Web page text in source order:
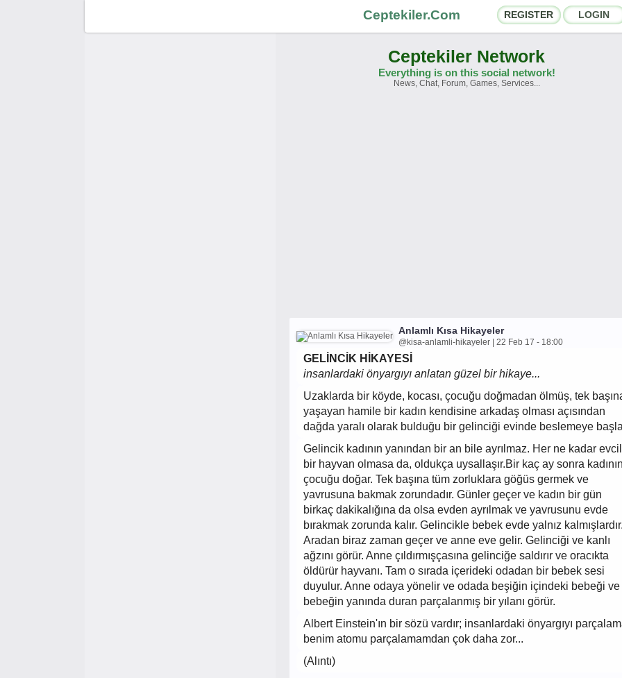
Ceptekiler.Com REGISTER LOGIN
Social Shares
Ceptekiler Network
Everything is on this social network!
News, Chat, Forum, Games, Services...
Anlamlı Kısa Hikayeler
@kisa-anlamli-hikayeler | 22 Feb 17 - 18:00
GELİNCİK HİKAYESİ
insanlardaki önyargıyı anlatan güzel bir hikaye...
Uzaklarda bir köyde, kocası, çocuğu doğmadan ölmüş, tek
yaşayan hamile bir kadın kendisine arkadaş olması açısından
dağda yaralı olarak bulduğu bir gelinciği evinde beslemeye
Gelincik kadının yanından bir an bile ayrılmaz. Her ne kadar evcil
bir hayvan olmasa da, oldukça uysallaşır.Bir kaç ay sonra
çocuğu doğar. Tek başına tüm zorluklara göğüs germek ve
yavrusuna bakmak zorundadır. Günler geçer ve kadın bir gün
birkaç dakikalığına da olsa evden ayrılmak ve yavrusunu evde
bırakmak zorunda kalır. Gelincikle bebek evde yalnız
Aradan biraz zaman geçer ve anne eve gelir. Gelinciği ve kanlı
ağzını görür. Anne çıldırmışçasına gelinciğe saldırır ve oracıkta
öldürür hayvanı. Tam o sırada içerideki odadan bir bebek sesi
duyulur. Anne odaya yönelir ve odada beşiğin içindeki bebeği ve
bebeğin yanında duran parçalanmış bir yılanı görür.
Albert Einstein'ın bir sözü vardır; insanlardaki önyargıyı
benim atomu parçalamamdan çok daha zor...
(Alıntı)